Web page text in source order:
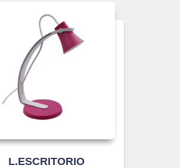
L.ESCRITORIO